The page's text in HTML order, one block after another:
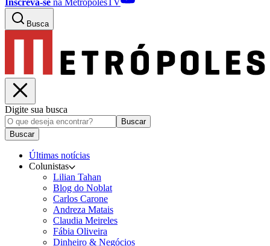
Inscreva-se na MetrópolesTV
Busca
Digite sua busca
Buscar
Buscar
Últimas notícias
Colunistas
Lilian Tahan
Blog do Noblat
Carlos Carone
Andreza Matais
Claudia Meireles
Fábia Oliveira
Dinheiro & Negócios